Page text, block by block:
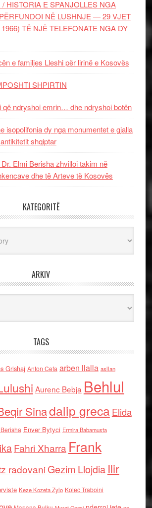
/ HISTORIA E SPANJOLLES NGA
NË LUSHNJE — 29 VJET
TË NJË TELEFONATE NGA DY
e familjes Lleshi për lirinë e Kosovës
SHPIRTIN
që ndryshoi emrin… dhe ndryshoi botën
isopolifonia dy nga monumentet e gjalla
shqiptar
Elmi Berisha zhvilloi takim në
dhe të Arteve të Kosovës
KATEGORITË
ARKIV
TAGS
Grishaj Anton Cefa arben llalla asllan
Aurenc Bebja Behlul
Sinadalip grecaElida
Enver Bytyci Ermira Babamusta
Fahri Xharra Frank
radovaniGezim Llojdia Ilir
Keze Kozeta Zylo Kolec Traboini